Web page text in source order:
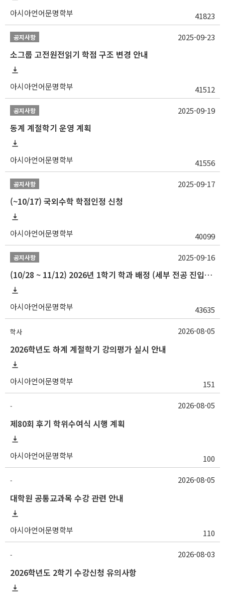
아시아언어문명학부 41823
공지사항
소그룹 고전원전읽기 학점 구조 변경 안내
아시아언어문명학부 41512
2025-09-23
공지사항
동계 계절학기 운영 계획
아시아언어문명학부 41556
2025-09-19
공지사항
(~10/17) 국외수학 학점인정 신청
아시아언어문명학부 40099
2025-09-17
공지사항
(10/28 ~ 11/12) 2026년 1학기 학과 배정 (세부 전공 진입) 안내
아시아언어문명학부 43635
2025-09-16
학사
2026학년도 하계 계절학기 강의평가 실시 안내
아시아언어문명학부 151
2026-08-05
-
제80회 후기 학위수여식 시행 계획
아시아언어문명학부 100
2026-08-05
-
대학원 공통교과목 수강 관련 안내
아시아언어문명학부 110
2026-08-05
-
2026학년도 2학기 수강신청 유의사항
2026-08-03